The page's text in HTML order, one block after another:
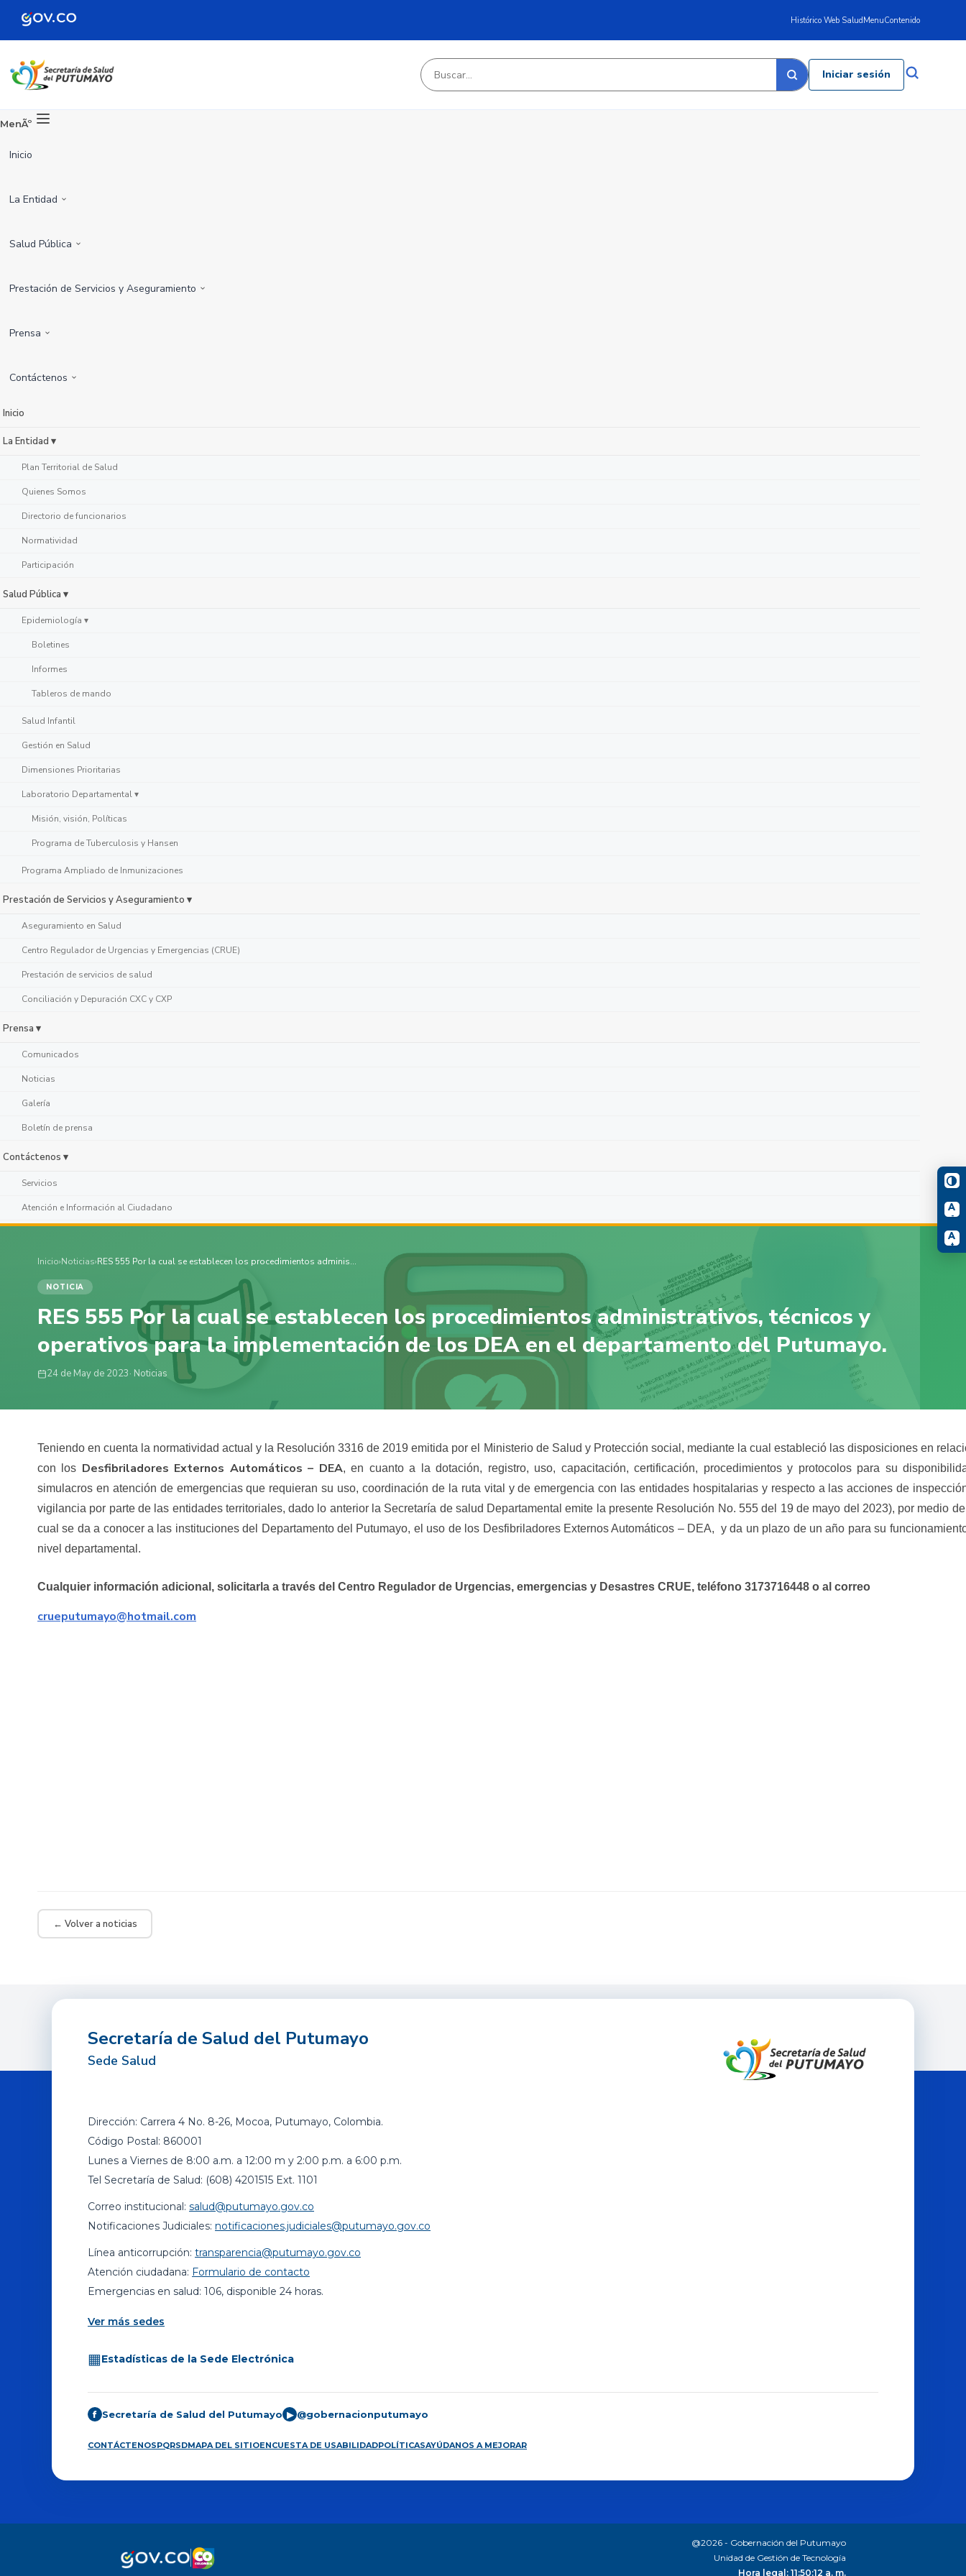
Histórico Web SaludMenuContenido
Iniciar sesión
MenÃº
Inicio
La Entidad
Salud Pública
Prestación de Servicios y Aseguramiento
Prensa
Contáctenos
Inicio
La Entidad ▾
Plan Territorial de Salud
Quienes Somos
Directorio de funcionarios
Normatividad
Participación
Salud Pública ▾
Epidemiología ▾
Boletines
Informes
Tableros de mando
Salud Infantil
Gestión en Salud
Dimensiones Prioritarias
Laboratorio Departamental ▾
Misión, visión, Políticas
Programa de Tuberculosis y Hansen
Programa Ampliado de Inmunizaciones
Prestación de Servicios y Aseguramiento ▾
Aseguramiento en Salud
Centro Regulador de Urgencias y Emergencias (CRUE)
Prestación de servicios de salud
Conciliación y Depuración CXC y CXP
Prensa ▾
Comunicados
Noticias
Galería
Boletín de prensa
Contáctenos ▾
Servicios
Atención e Información al Ciudadano A
-
A
+
Inicio›Noticias›RES 555 Por la cual se establecen los procedimientos adminis...
NOTICIA
RES 555 Por la cual se establecen los procedimientos administrativos, técnicos y
operativos para la implementación de los DEA en el departamento del Putumayo.
24 de May de 2023· Noticias
Teniendo en cuenta la normatividad actual y la Resolución 3316 de 2019 emitida por el Ministerio de Salud y Protección social, mediante la cual estableció las disposiciones en
con los Desfibriladores Externos Automáticos – DEA, en cuanto a la dotación, registro, uso, capacitación, certificación, procedimientos y protocolos para su
simulacros en atención de emergencias que requieran su uso, coordinación de la ruta vital y de emergencia con las entidades hospitalarias y respecto a las acciones de
vigilancia por parte de las entidades territoriales, dado lo anterior la Secretaría de salud Departamental emite la presente Resolución No. 555 del 19 de mayo del 2023), por medio
cual se da a conocer a las instituciones del Departamento del Putumayo, el uso de los Desfibriladores Externos Automáticos – DEA, y da un plazo de un año para su
nivel departamental.
Cualquier información adicional, solicitarla a través del Centro Regulador de Urgencias, emergencias y Desastres CRUE, teléfono 3173716448 o al correo
crueputumayo@hotmail.com
← Volver a noticias
Secretaría de Salud del Putumayo
Sede Salud
Dirección: Carrera 4 No. 8-26, Mocoa, Putumayo, Colombia.
Código Postal: 860001
Lunes a Viernes de 8:00 a.m. a 12:00 m y 2:00 p.m. a 6:00 p.m.
Tel Secretaría de Salud: (608) 4201515 Ext. 1101
Correo institucional: salud@putumayo.gov.co
Notificaciones Judiciales: notificaciones.judiciales@putumayo.gov.co
Línea anticorrupción: transparencia@putumayo.gov.co
Atención ciudadana: Formulario de contacto
Emergencias en salud: 106, disponible 24 horas.
Ver más sedes
▦Estadísticas de la Sede Electrónica
f Secretaría de Salud del Putumayo ▶ @gobernacionputumayo
CONTÁCTENOSPQRSDMAPA DEL SITIOENCUESTA DE USABILIDADPOLÍTICASAYÚDANOS A MEJORAR
@2026 - Gobernación del Putumayo
Unidad de Gestión de Tecnología
Hora legal: 11:50:13 a. m.